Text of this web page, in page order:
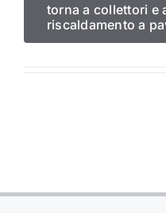
torna a collettori e
riscaldamento a